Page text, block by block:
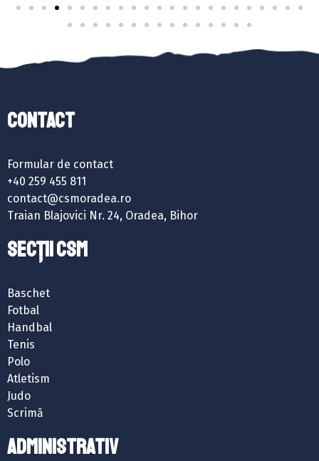
Contact
Formular de contact
+40 259 455 811
contact@csmoradea.ro
Traian Blajovici Nr. 24, Oradea, Bihor
SECȚII CSM
Baschet
Fotbal
Handbal
Tenis
Polo
Atletism
Judo
Scrimă
ADMINISTRATIV